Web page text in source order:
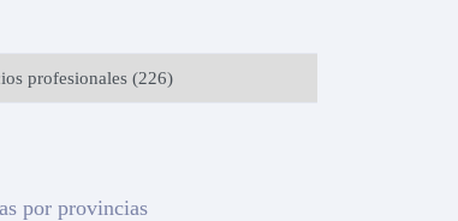
por provincias